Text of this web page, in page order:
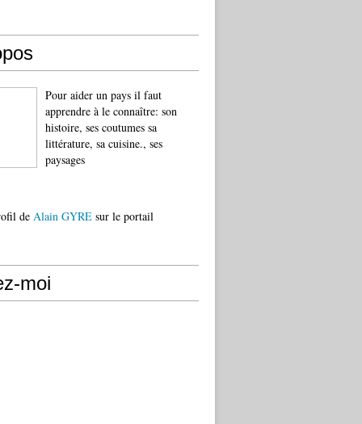
Pour aider un pays il faut
apprendre à le connaître: son
histoire, ses coutumes sa
littérature, sa cuisine., ses
paysages
de Alain GYRE sur le portail
moi